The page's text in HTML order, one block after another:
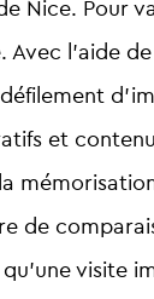
Nice. Pour
Avec l’aide
et
de
visite